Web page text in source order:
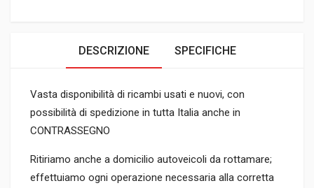
DESCRIZIONE SPECIFICHE
Vasta disponibilità di ricambi usati e nuovi, con
possibilità di spedizione in tutta Italia anche in
CONTRASSEGNO
Ritiriamo anche a domicilio autoveicoli da rottamare;
effettuiamo ogni operazione necessaria alla corretta